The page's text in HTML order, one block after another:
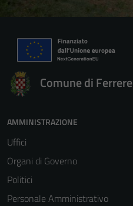
Comune di Ferrere
AMMINISTRAZIONE
Uffici
Organi di Governo
Politici
Personale Amministrativo